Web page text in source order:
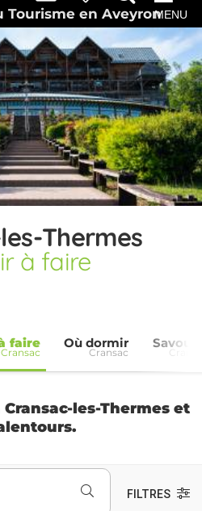
Tourisme en AveyronMENU
Thermes
à faire
faire
Cransac
Où dormir
Cransac
les-Thermes et
FILTRES